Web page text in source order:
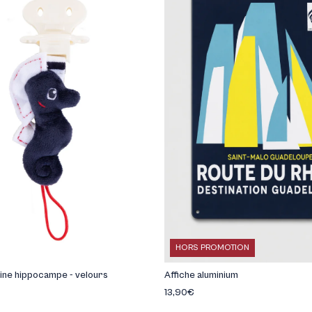
hippocampe - velours
HORS PROMOTION
Affiche aluminium
13,90€